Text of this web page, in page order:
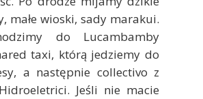
małe wioski, sady marakui.
do Lucambamby
taxi, którą jedziemy do
a następnie collectivo z
Jeśli nie macie